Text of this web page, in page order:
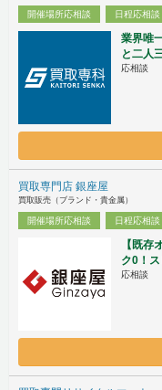
開催場所応相談 日程応相談
業界唯
と二人
応相談
買取専門店 銀座屋
買取販売（ブランド・貴金属）
開催場所応相談 日程応相談
【既存
ク0！
応相談